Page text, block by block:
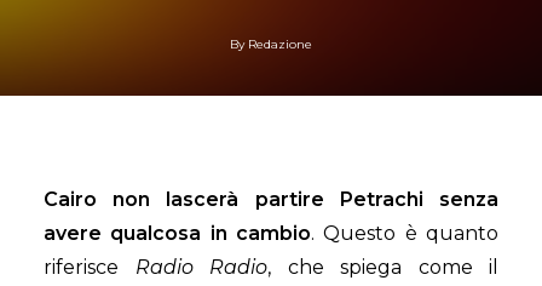
By Redazione
Cairo non lascerà partire Petrachi senza
avere qualcosa in cambio. Questo è quanto
riferisce Radio Radio, che spiega come il